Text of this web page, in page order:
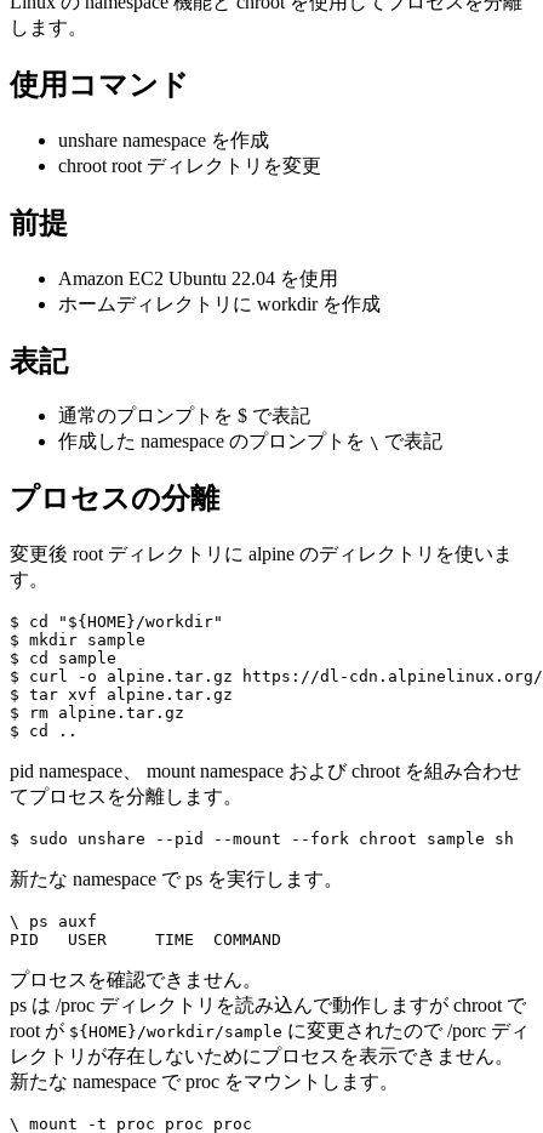
します。
使用コマンド
unshare namespace を作成
chroot root ディレクトリを変更
前提
Amazon EC2 Ubuntu 22.04 を使用
ホームディレクトリに workdir を作成
表記
通常のプロンプトを $ で表記
作成した namespace のプロンプトを \ で表記
プロセスの分離
変更後 root ディレクトリに alpine のディレクトリを使いま
す。
$ cd "${HOME}/workdir"
$ mkdir sample
$ cd sample
$ curl -o alpine.tar.gz https://dl-cdn.alpinelinux.org/
$ tar xvf alpine.tar.gz
$ rm alpine.tar.gz
pid namespace、 mount namespace および chroot を組み合わせ
てプロセスを分離します。
新たな namespace で ps を実行します。
\ ps auxf
プロセスを確認できません。
ps は /proc ディレクトリを読み込んで動作しますが chroot で
root が ${HOME}/workdir/sample に変更されたので /porc ディ
レクトリが存在しないためにプロセスを表示できません。
新たな namespace で proc をマウントします。